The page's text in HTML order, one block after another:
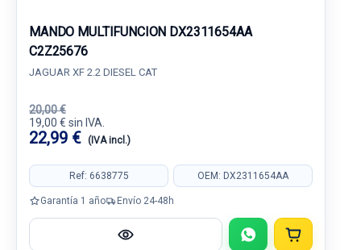
MANDO MULTIFUNCION DX2311654AA
C2Z25676
JAGUAR XF 2.2 DIESEL CAT
20,00 €
19,00 € sin IVA.
22,99 € (IVA incl.)
Ref: 6638775 OEM: DX2311654AA
Garantía 1 año Envío 24-48h